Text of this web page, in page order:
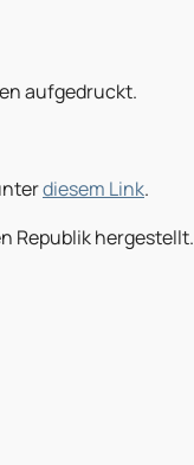
aufgedruckt.
diesem Link.
Republik hergestellt.